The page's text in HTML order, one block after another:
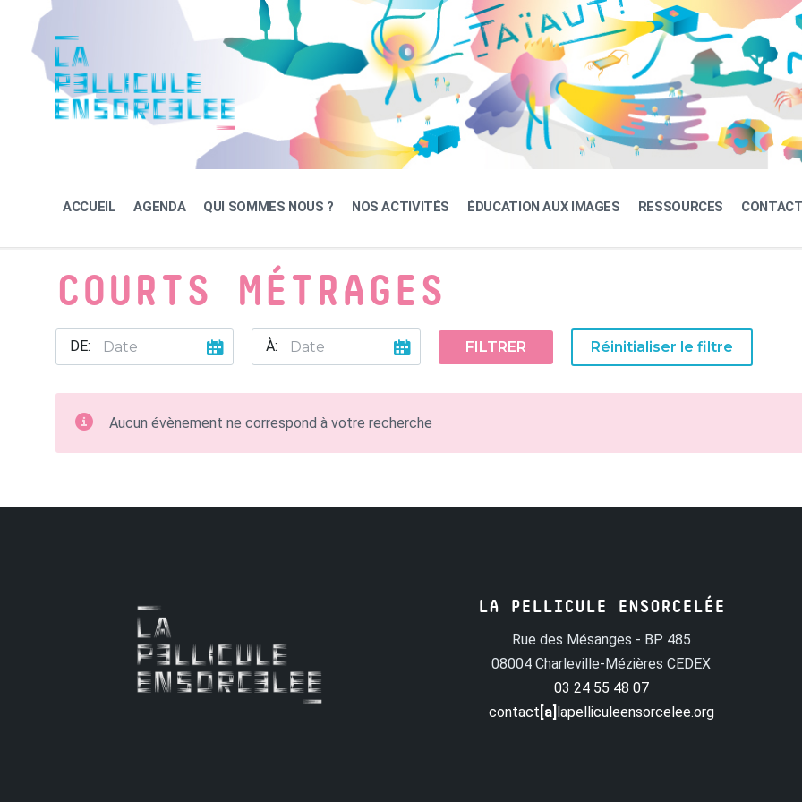
content
navigation
footer
ACCUEIL AGENDA QUI SOMMES NOUS ? NOS ACTIVITÉS ÉDUCATION AUX IMAGES RESSOURCES
COURTS MÉTRAGES
DE: À: FILTRER Réinitialiser le filtre
Aucun évènement ne correspond à votre recherche
LA PELLICULE ENSORCELÉE
Rue des Mésanges - BP 485
08004 Charleville-Mézières CEDEX
03 24 55 48 07
contact [a] lapelliculeensorcelee.org